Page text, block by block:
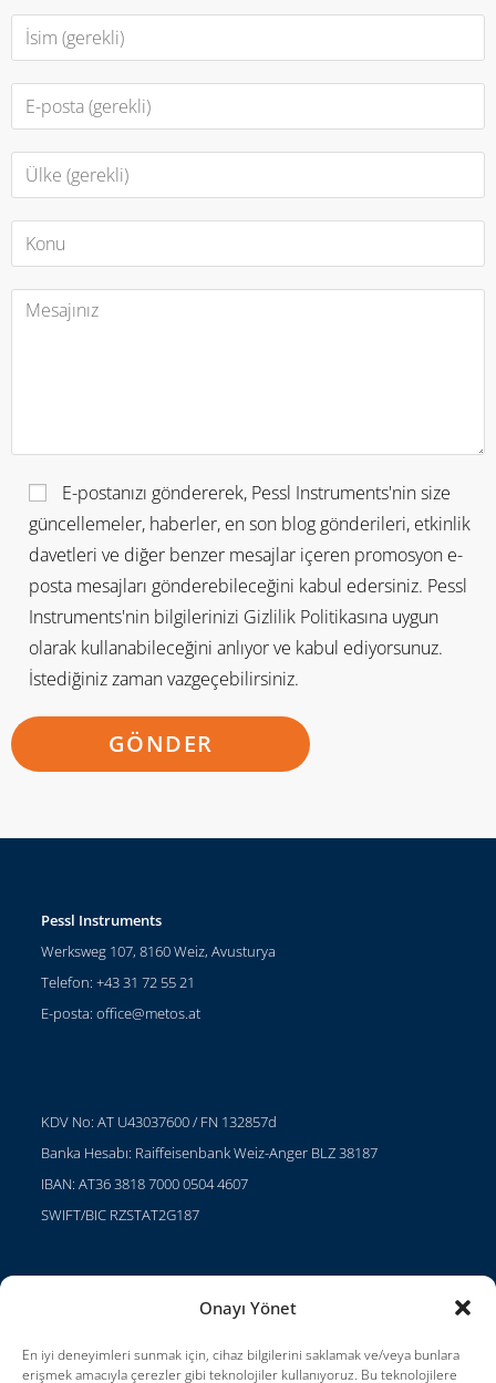
Onayı Yönet
En iyi deneyimleri sunmak için, cihaz bilgilerini saklamak ve/veya bunlara
erişmek amacıyla çerezler gibi teknolojiler kullanıyoruz. Bu teknolojilere
E-postanızı göndererek, Pessl Instruments'nin size
güncellemeler, haberler, en son blog gönderileri, etkinlik
davetleri ve diğer benzer mesajlar içeren promosyon e-
posta mesajları gönderebileceğini kabul edersiniz. Pessl
Instruments'nin bilgilerinizi Gizlilik Politikasına uygun
olarak kullanabileceğini anlıyor ve kabul ediyorsunuz.
İstediğiniz zaman vazgeçebilirsiniz.
Pessl Instruments
Werksweg 107, 8160 Weiz, Avusturya
Telefon: +43 31 72 55 21
E-posta:office@metos.at
KDV No: AT U43037600 / FN 132857d
Banka Hesabı: Raiffeisenbank Weiz-Anger BLZ 38187
IBAN: AT36 3818 7000 0504 4607
SWIFT/BIC RZSTAT2G187
Kariyer